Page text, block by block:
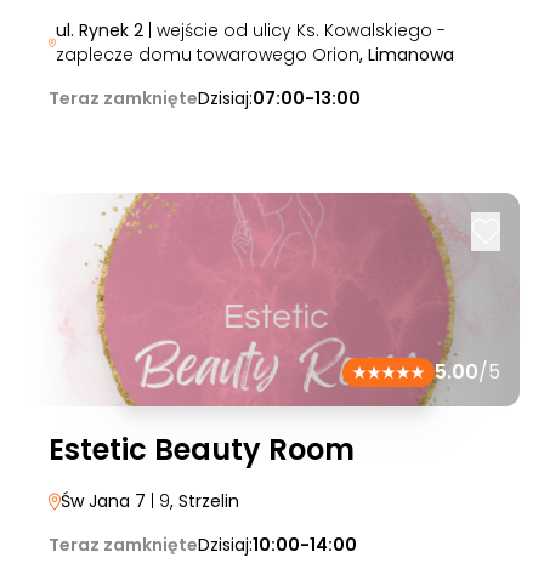
ul. Rynek 2| wejście od ulicy Ks. Kowalskiego -
zaplecze domu towarowego Orion, Limanowa
Teraz zamknięteDzisiaj:07:00-13:00
5.00/5
Estetic Beauty Room
Św Jana 7 | 9, Strzelin
Teraz zamknięteDzisiaj:10:00-14:00